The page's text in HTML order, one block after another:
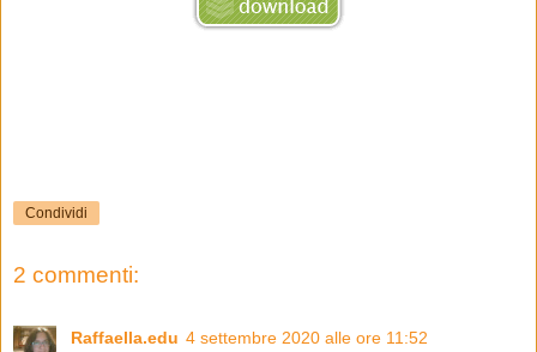
Condividi
2 commenti:
Raffaella.edu 4 settembre 2020 alle ore 11:52